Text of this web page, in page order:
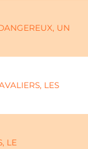
UN
LES
LE